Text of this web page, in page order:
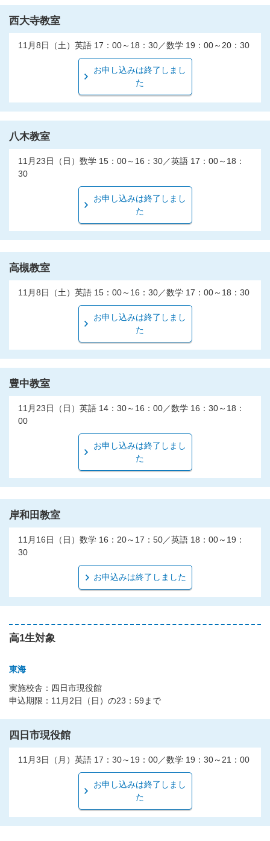
西大寺教室
11月8日（土）英語 17：00～18：30／数学 19：00～20：30
お申し込みは終了しまし
た
八木教室
11月23日（日）数学 15：00～16：30／英語 17：00～18：
30
お申し込みは終了しまし
た
高槻教室
11月8日（土）英語 15：00～16：30／数学 17：00～18：30
お申し込みは終了しまし
た
豊中教室
11月23日（日）英語 14：30～16：00／数学 16：30～18：
00
お申し込みは終了しまし
た
岸和田教室
11月16日（日）数学 16：20～17：50／英語 18：00～19：
30
お申込みは終了しました
高1生対象
東海
実施校舎：四日市現役館
申込期限：11月2日（日）の23：59まで
四日市現役館
11月3日（月）英語 17：30～19：00／数学 19：30～21：00
お申し込みは終了しまし
た